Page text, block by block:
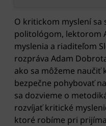
O kritickom myslení sa
politológom, lektorom
myslenia a riaditeľom
rozpráva Adam
ako sa môžeme naučiť
bezpečne pohybovať
sa dozvieme o
rozvíjať kritické
ktoré robíme pri